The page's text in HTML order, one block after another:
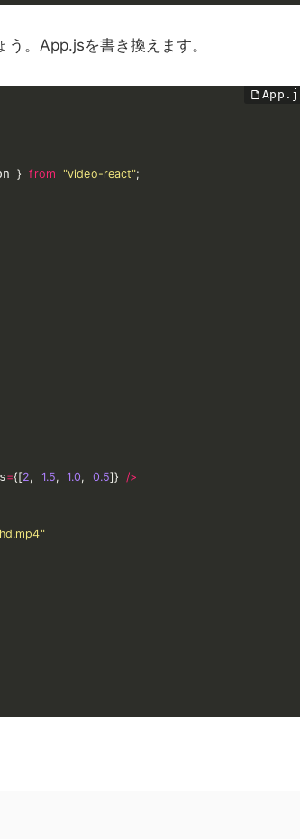
。App.jsを書き換えます。
} from "video-react";
={[2, 1.5, 1.0, 0.5]} />